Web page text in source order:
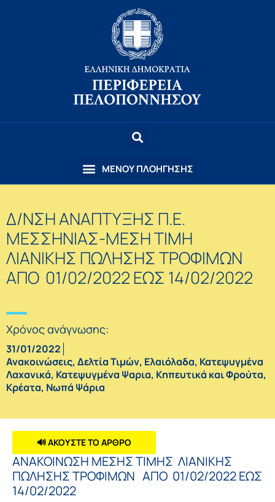
Δ/ΝΣΗ ΑΝΑΠΤΥΞΗΣ Π.Ε.
ΜΕΣΣΗΝΙΑΣ-ΜΕΣΗ ΤΙΜΗ
ΛΙΑΝΙΚΗΣ ΠΩΛΗΣΗΣ ΤΡΟΦΙΜΩΝ
ΑΠΟ 01/02/2022 ΕΩΣ 14/02/2022
Χρόνος ανάγνωσης:
31/01/2022
Ανακοινώσεις, Δελτία Τιμών, Ελαιόλαδα, Κατεψυγμένα
Λαχανικά, Κατεψυγμένα Ψαρια, Κηπευτικά και Φρούτα,
Κρέατα, Νωπά Ψάρια
🔊 ΑΚΟΥΣΤΕ ΤΟ ΑΡΘΡΟ
ΑΝΑΚΟΙΝΩΣΗ ΜΕΣΗΣ ΤΙΜΗΣ ΛΙΑΝΙΚΗΣ
ΠΩΛΗΣΗΣ ΤΡΟΦΙΜΩΝ ΑΠΟ 01/02/2022 ΕΩΣ
14/02/2022